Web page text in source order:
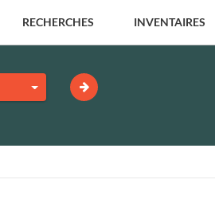
RECHERCHES INVENTAIRES